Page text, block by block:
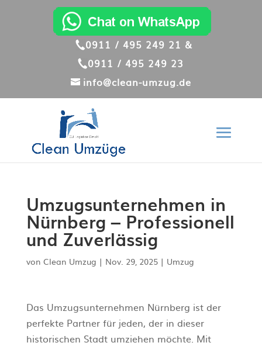
0911 / 495 249 21 &
0911 / 495 249 23
info@clean-umzug.de
Umzugsunternehmen in
Nürnberg – Professionell
und Zuverlässig
von Clean Umzug | Nov. 29, 2025| Umzug
Das Umzugsunternehmen Nürnberg ist der
perfekte Partner für jeden, der in dieser
historischen Stadt umziehen möchte. Mit